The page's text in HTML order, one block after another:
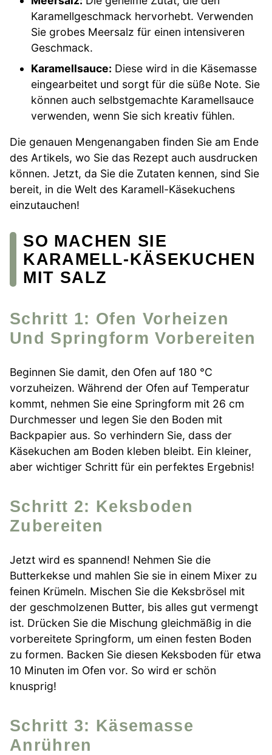
Karamellgeschmack hervorhebt. Verwenden
Sie grobes Meersalz für einen intensiveren
Geschmack.
Karamellsauce: Diese wird in die Käsemasse
eingearbeitet und sorgt für die süße Note. Sie
können auch selbstgemachte Karamellsauce
verwenden, wenn Sie sich kreativ fühlen.
Die genauen Mengenangaben finden Sie am Ende
des Artikels, wo Sie das Rezept auch ausdrucken
können. Jetzt, da Sie die Zutaten kennen, sind Sie
bereit, in die Welt des Karamell-Käsekuchens
einzutauchen!
SO MACHEN SIE
KARAMELL-KÄSEKUCHEN
MIT SALZ
Schritt 1: Ofen Vorheizen
Und Springform Vorbereiten
Beginnen Sie damit, den Ofen auf 180 °C
vorzuheizen. Während der Ofen auf Temperatur
kommt, nehmen Sie eine Springform mit 26 cm
Durchmesser und legen Sie den Boden mit
Backpapier aus. So verhindern Sie, dass der
Käsekuchen am Boden kleben bleibt. Ein kleiner,
aber wichtiger Schritt für ein perfektes Ergebnis!
Schritt 2: Keksboden
Zubereiten
Jetzt wird es spannend! Nehmen Sie die
Butterkekse und mahlen Sie sie in einem Mixer zu
feinen Krümeln. Mischen Sie die Keksbrösel mit
der geschmolzenen Butter, bis alles gut vermengt
ist. Drücken Sie die Mischung gleichmäßig in die
vorbereitete Springform, um einen festen Boden
zu formen. Backen Sie diesen Keksboden für etwa
10 Minuten im Ofen vor. So wird er schön
knusprig!
Schritt 3: Käsemasse
Anrühren